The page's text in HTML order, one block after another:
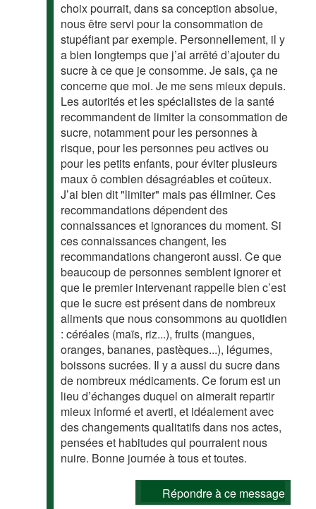
choix pourrait, dans sa conception absolue,
nous être servi pour la consommation de
stupéfiant par exemple. Personnellement, il y
a bien longtemps que j’ai arrêté d’ajouter du
sucre à ce que je consomme. Je sais, ça ne
concerne que moi. Je me sens mieux depuis.
Les autorités et les spécialistes de la santé
recommandent de limiter la consommation de
sucre, notamment pour les personnes à
risque, pour les personnes peu actives ou
pour les petits enfants, pour éviter plusieurs
maux ô combien désagréables et coûteux.
J’ai bien dit "limiter" mais pas éliminer. Ces
recommandations dépendent des
connaissances et ignorances du moment. Si
ces connaissances changent, les
recommandations changeront aussi. Ce que
beaucoup de personnes semblent ignorer et
que le premier intervenant rappelle bien c’est
que le sucre est présent dans de nombreux
aliments que nous consommons au quotidien
: céréales (maïs, riz...), fruits (mangues,
oranges, bananes, pastèques...), légumes,
boissons sucrées. Il y a aussi du sucre dans
de nombreux médicaments. Ce forum est un
lieu d’échanges duquel on aimerait repartir
mieux informé et averti, et idéalement avec
des changements qualitatifs dans nos actes,
pensées et habitudes qui pourraient nous
nuire. Bonne journée à tous et toutes.
Répondre à ce message